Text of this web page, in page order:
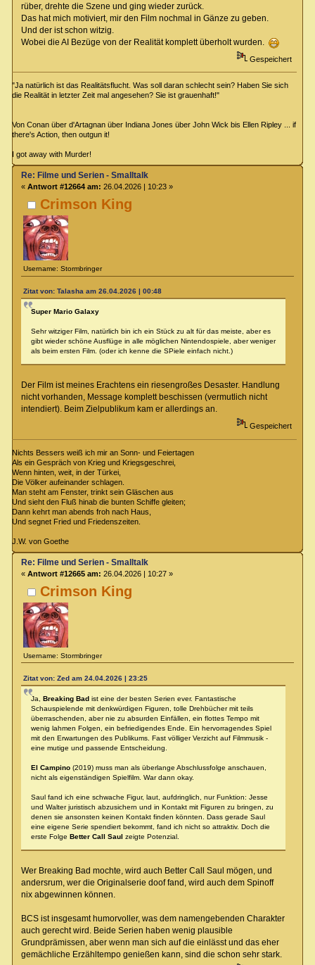
rüber, drehte die Szene und ging wieder zurück.
Das hat mich motiviert, mir den Film nochmal in Gänze zu geben.
Und der ist schon witzig.
Wobei die AI Bezüge von der Realität komplett überholt wurden.
Gespeichert
"Ja natürlich ist das Realitätsflucht. Was soll daran schlecht sein? Haben Sie sich
die Realität in letzter Zeit mal angesehen? Sie ist grauenhaft!"
Von Conan über d'Artagnan über Indiana Jones über John Wick bis Ellen Ripley ... if
there's Action, then outgun it!
I got away with Murder!
Crimson King
Username: Stormbringer
Re: Filme und Serien - Smalltalk
« Antwort #12664 am: 26.04.2026 | 10:23 »
Zitat von: Talasha am 26.04.2026 | 00:48
Super Mario Galaxy
Sehr witziger Film, natürlich bin ich ein Stück zu alt für das meiste, aber es
gibt wieder schöne Ausflüge in alle möglichen Nintendospiele, aber weniger
als beim ersten Film. (oder ich kenne die SPiele einfach nicht.)
Der Film ist meines Erachtens ein riesengroßes Desaster. Handlung
nicht vorhanden, Message komplett beschissen (vermutlich nicht
intendiert). Beim Zielpublikum kam er allerdings an.
Gespeichert
Nichts Bessers weiß ich mir an Sonn- und Feiertagen
Als ein Gespräch von Krieg und Kriegsgeschrei,
Wenn hinten, weit, in der Türkei,
Die Völker aufeinander schlagen.
Man steht am Fenster, trinkt sein Gläschen aus
Und sieht den Fluß hinab die bunten Schiffe gleiten;
Dann kehrt man abends froh nach Haus,
Und segnet Fried und Friedenszeiten.
J.W. von Goethe
Crimson King
Username: Stormbringer
Re: Filme und Serien - Smalltalk
« Antwort #12665 am: 26.04.2026 | 10:27 »
Zitat von: Zed am 24.04.2026 | 23:25
Ja, Breaking Badist eine der besten Serien ever. Fantastische
Schauspielende mit denkwürdigen Figuren, tolle Drehbücher mit teils
überraschenden, aber nie zu absurden Einfällen, ein flottes Tempo mit
wenig lahmen Folgen, ein befriedigendes Ende. Ein hervorragendes Spiel
mit den Erwartungen des Publikums. Fast völliger Verzicht auf Filmmusik -
eine mutige und passende Entscheidung.
El Campino(2019) muss man als überlange Abschlussfolge anschauen,
nicht als eigenständigen Spielfilm. War dann okay.
Saul fand ich eine schwache Figur, laut, aufdringlich, nur Funktion: Jesse
und Walter juristisch abzusichern und in Kontakt mit Figuren zu bringen, zu
denen sie ansonsten keinen Kontakt finden könnten. Dass gerade Saul
eine eigene Serie spendiert bekommt, fand ich nicht so attraktiv. Doch die
erste Folge Better Call Saul zeigte Potenzial.
Wer Breaking Bad mochte, wird auch Better Call Saul mögen, und
andersrum, wer die Originalserie doof fand, wird auch dem Spinoff
nix abgewinnen können.
BCS ist insgesamt humorvoller, was dem namengebenden Charakter
auch gerecht wird. Beide Serien haben wenig plausible
Grundprämissen, aber wenn man sich auf die einlässt und das eher
gemächliche Erzähltempo genießen kann, sind die schon sehr stark.